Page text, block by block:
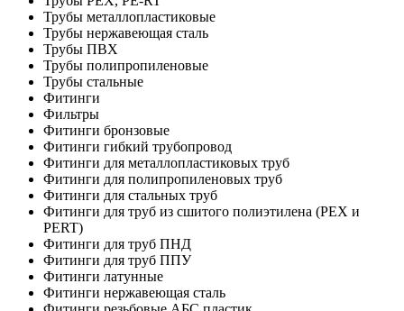
Трубы металлопластиковые
Трубы нержавеющая сталь
Трубы ПВХ
Трубы полипропиленовые
Трубы стальные
Фитинги
Фильтры
Фитинги бронзовые
Фитинги гибкий трубопровод
Фитинги для металлопластиковых труб
Фитинги для полипропиленовых труб
Фитинги для стальных труб
Фитинги для труб из сшитого полиэтилена (PEX и
PERT)
Фитинги для труб ПНД
Фитинги для труб ППУ
Фитинги латунные
Фитинги нержавеющая сталь